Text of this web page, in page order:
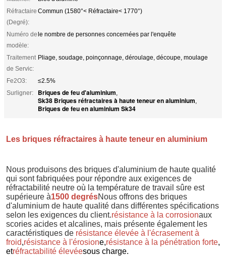
Réfractaire
(Degré):
Commun (1580°< Réfractaire< 1770°)
Numéro de
modèle:
le nombre de personnes concernées par l'enquête
Traitement
de Servic:
Pliage, soudage, poinçonnage, déroulage, découpe, moulage
Fe2O3:
≤2.5%
Surligner:
Briques de feu d'aluminium,
Sk38 Briques réfractaires à haute teneur en aluminium,
Briques de feu en aluminium Sk34
Les briques réfractaires à haute teneur en aluminium
Nous produisons des briques d'aluminium de haute qualité
qui sont fabriquées pour répondre aux exigences de
réfractabilité neutre où la température de travail sûre est
supérieure à1500 degrésNous offrons des briques
d'aluminium de haute qualité dans différentes spécifications
selon les exigences du client.résistance à la corrosionaux
scories acides et alcalines, mais présente également les
caractéristiques de résistance élevée à l'écrasement à
froid,résistance à l'érosione,résistance à la pénétration forte,
etréfractabilité élevéesous charge.